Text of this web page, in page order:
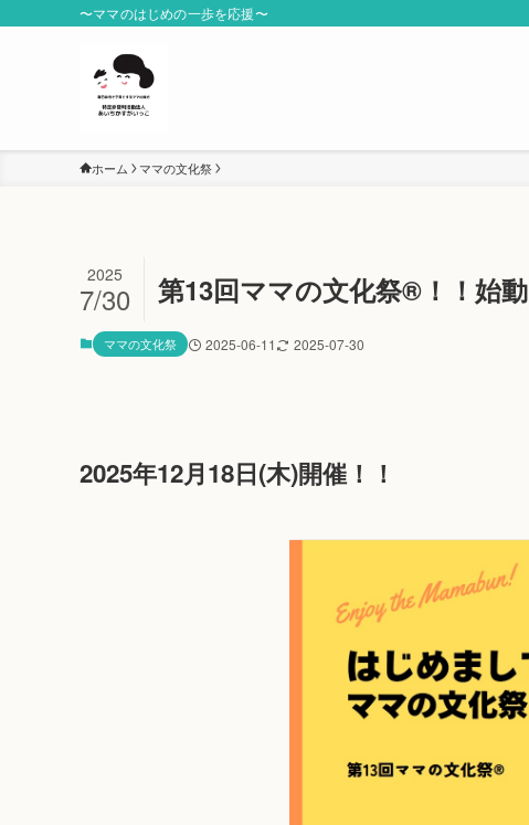
〜ママのはじめの一歩を応援〜
ホーム ママの文化祭
第13回ママの文化祭®！！始動
2025
7/30
ママの文化祭 2025-06-11 2025-07-30
2025年12月18日(木)開催！！